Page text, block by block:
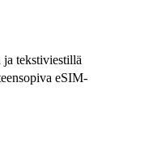
tekstiviestillä
eSIM-